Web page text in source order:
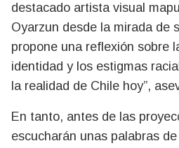
destacado artista visual
Oyarzun desde la mirada de
propone una reflexión sobre
identidad y los estigmas
la realidad de Chile hoy”,
En tanto, antes de las
escucharán unas palabras